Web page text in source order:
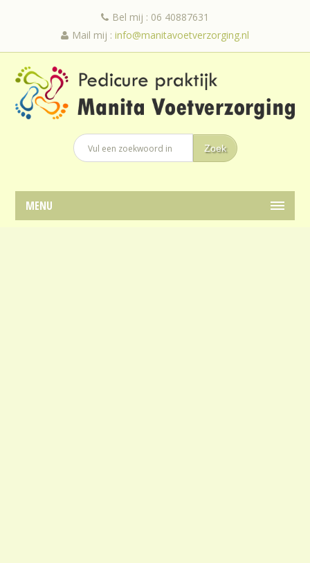
Bel mij : 06 40887631
Mail mij : info@manitavoetverzorging.nl
MENU